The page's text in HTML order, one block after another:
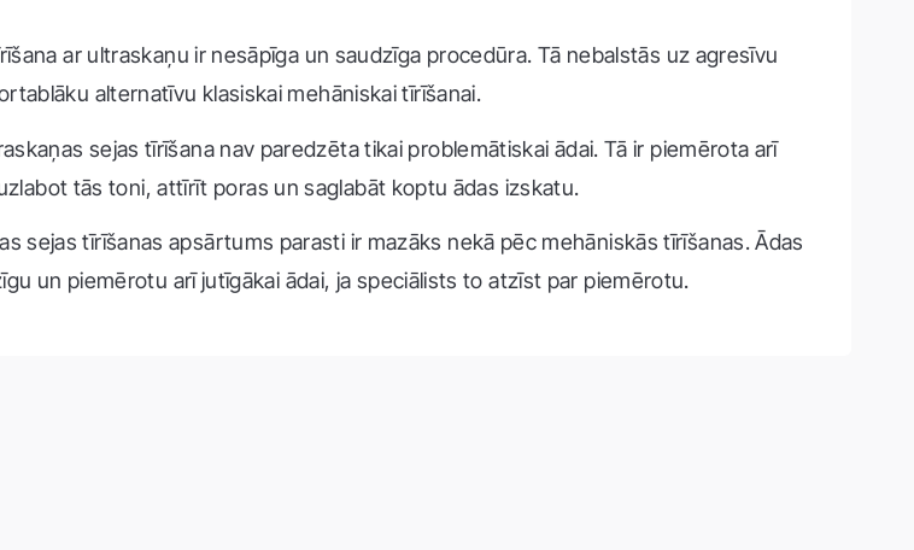
ar ultraskaņu ir nesāpīga un saudzīga procedūra. Tā nebalstās uz agresīvu
alternatīvu klasiskai mehāniskai tīrīšanai.
sejas tīrīšana nav paredzēta tikai problemātiskai ādai. Tā ir piemērota arī
tās toni, attīrīt poras un saglabāt koptu ādas izskatu.
sejas tīrīšanas apsārtums parasti ir mazāks nekā pēc mehāniskās tīrīšanas. Ādas
un piemērotu arī jutīgākai ādai, ja speciālists to atzīst par piemērotu.